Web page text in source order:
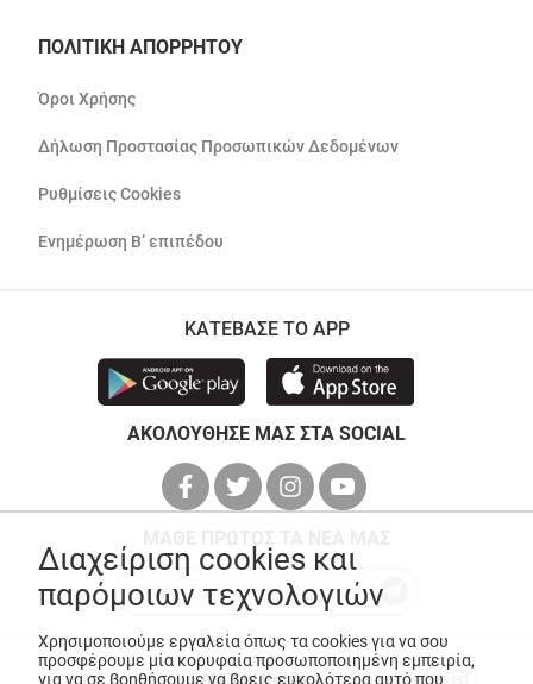
ΠΟΛΙΤΙΚΗ ΑΠΟΡΡΗΤΟΥ
Όροι Χρήσης
Δήλωση Προστασίας Προσωπικών Δεδομένων
Ρυθμίσεις Cookies
Ενημέρωση Β’ επιπέδου
ΚΑΤΕΒΑΣΕ ΤΟ APP
ΑΚΟΛΟΥΘΗΣΕ ΜΑΣ ΣΤΑ SOCIAL
© Copyright 2026ANEDIK Kritikos. All Rights Reserved
Διαχείριση cookies και
παρόμοιων τεχνολογιών
Χρησιμοποιούμε εργαλεία όπως τα cookies για να σου
προσφέρουμε μία κορυφαία προσωποποιημένη εμπειρία,
για να σε βοηθήσουμε να βρεις ευκολότερα αυτό που